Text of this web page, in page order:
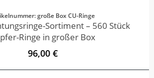
große Box CU-Ringe
Sortiment – 560 Stück
Ringe in großer Box
96,00 €